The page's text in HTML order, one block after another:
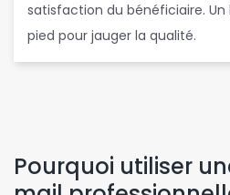
satisfaction du bénéficiaire.
pied pour jauger la qualité.
Pourquoi utiliser